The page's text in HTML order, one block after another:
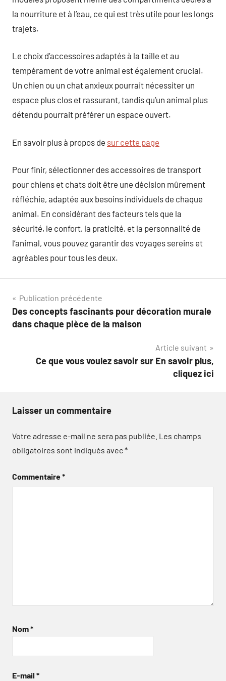
la nourriture et à l’eau, ce qui est très utile pour les longs
trajets.
Le choix d’accessoires adaptés à la taille et au
tempérament de votre animal est également crucial.
Un chien ou un chat anxieux pourrait nécessiter un
espace plus clos et rassurant, tandis qu’un animal plus
détendu pourrait préférer un espace ouvert.
En savoir plus à propos de sur cette page
Pour finir, sélectionner des accessoires de transport
pour chiens et chats doit être une décision mûrement
réfléchie, adaptée aux besoins individuels de chaque
animal. En considérant des facteurs tels que la
sécurité, le confort, la praticité, et la personnalité de
l’animal, vous pouvez garantir des voyages sereins et
agréables pour tous les deux.
Navigation
de
Publication précédente
Des concepts fascinants pour décoration murale
dans chaque pièce de la maison
Article suivant
Ce que vous voulez savoir sur En savoir plus,
cliquez ici
Laisser un commentaire
Votre adresse e-mail ne sera pas publiée. Les champs
obligatoires sont indiqués avec*
Commentaire*
Nom*
E-mail *